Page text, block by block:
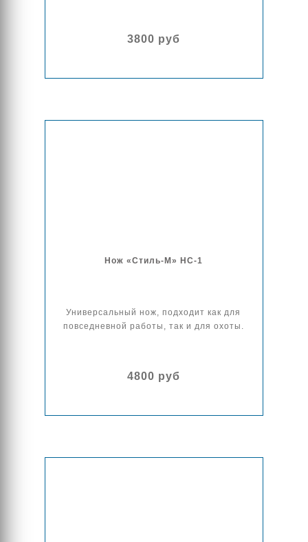
3800 руб
Нож «Стиль-М» НС-1
Универсальный нож, подходит как для
повседневной работы, так и для охоты.
4800 руб